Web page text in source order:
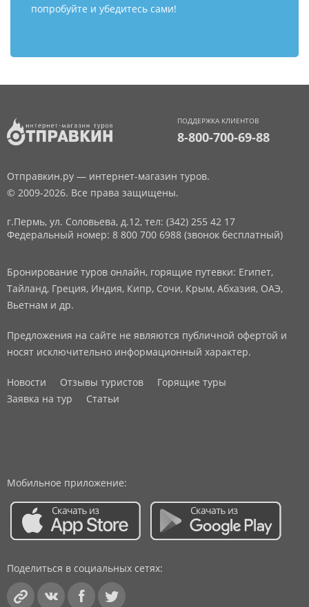
попробуйте и убедитесь сами!
ПОДДЕРЖКА КЛИЕНТОВ
8-800-700-69-88
Отправкин.ру — интернет-магазин туров.
© 2009-2026. Все права защищены.
г.Пермь, ул. Соловьева, д.12, тел: (342) 255 42 17
Федеральный номер: 8 800 700 6988 (звонок бесплатный)
Бронирование туров онлайн, горящие путевки: Египет,
Тайланд, Греция, Индия, Кипр, Сочи, Крым, Абхазия, ОАЭ,
Вьетнам и др.
Предложения на сайте не являются публичной офертой и
носят исключительно информационный характер.
Новости Отзывы туристов
Горящие туры
Заявка на тур
Статьи
Мобильное приложение:
Поделиться в социальных сетях: